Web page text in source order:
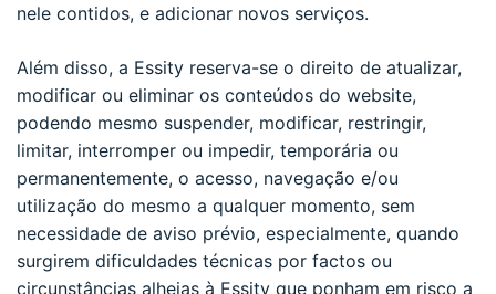
nele contidos, e adicionar novos serviços.
Além disso, a Essity reserva-se o direito de atualizar,
modificar ou eliminar os conteúdos do website,
podendo mesmo suspender, modificar, restringir,
limitar, interromper ou impedir, temporária ou
permanentemente, o acesso, navegação e/ou
utilização do mesmo a qualquer momento, sem
necessidade de aviso prévio, especialmente, quando
surgirem dificuldades técnicas por factos ou
circunstâncias alheias à Essity que ponham em risco a